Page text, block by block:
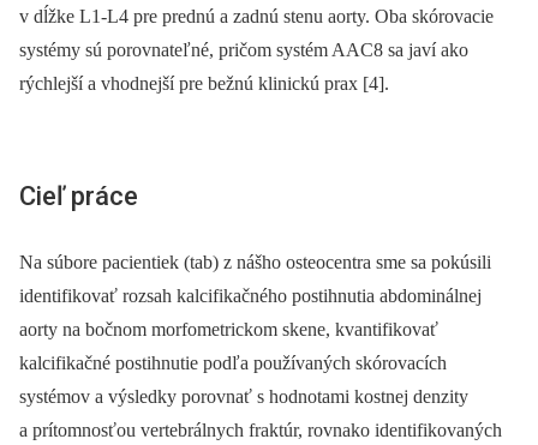
v dĺžke L1-L4 pre prednú a zadnú stenu aorty. Oba skórovacie
systémy sú porovnateľné, pričom systém AAC8 sa javí ako
rýchlejší a vhodnejší pre bežnú klinickú prax [4].
Cieľ práce
Na súbore pacientiek (tab) z nášho osteocentra sme sa pokúsili
identifikovať rozsah kalcifikačného postihnutia abdominálnej
aorty na bočnom morfometrickom skene, kvantifikovať
kalcifikačné postihnutie podľa používaných skórovacích
systémov a výsledky porovnať s hodnotami kostnej denzity
a prítomnosťou vertebrálnych fraktúr, rovnako identifikovaných